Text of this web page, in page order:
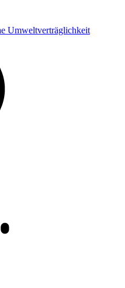
Umweltverträglichkeit